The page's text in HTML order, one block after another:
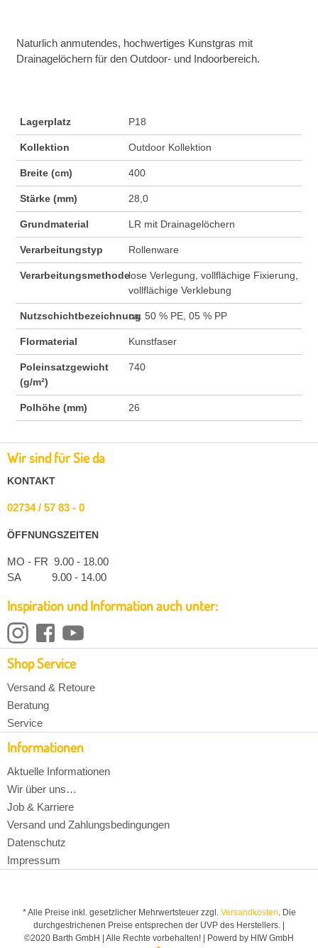
Naturlich anmutendes, hochwertiges Kunstgras mit
Drainagelöchern für den Outdoor- und Indoorbereich.
Lagerplatz P18
Kollektion Outdoor Kollektion
Breite (cm) 400
Stärke (mm) 28,0
Grundmaterial LR mit Drainagelöchern
Verarbeitungstyp Rollenware
Verarbeitungsmethodelose Verlegung, vollflächige Fixierung,
vollflächige Verklebung
Nutzschichtbezeichnungca. 50 % PE, 05 % PP
Flormaterial Kunstfaser
Poleinsatzgewicht
(g/m²)
740
Polhöhe (mm) 26
Wir sind für Sie da
KONTAKT
02734 / 57 83 - 0
ÖFFNUNGSZEITEN
MO - FR 9.00 - 18.00
SA 9.00 - 14.00
Inspiration und Information auch unter:
Shop Service
Versand & Retoure
Beratung
Service
Informationen
Aktuelle Informationen
Wir über uns…
Job & Karriere
Versand und Zahlungsbedingungen
Datenschutz
Impressum
* Alle Preise inkl. gesetzlicher Mehrwertsteuer zzgl. Versandkosten. Die
durchgestrichenen Preise entsprechen der UVP des Herstellers. |
©2020 Barth GmbH | Alle Rechte vorbehalten! | Powerd by HIW GmbH